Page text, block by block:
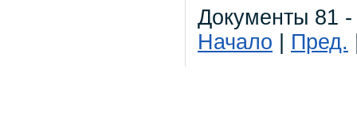
Документы 81 -
Начало
Пред.